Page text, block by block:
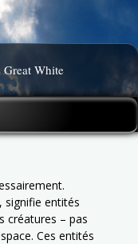
Great White
signifie entités
créatures – pas
Ces entités